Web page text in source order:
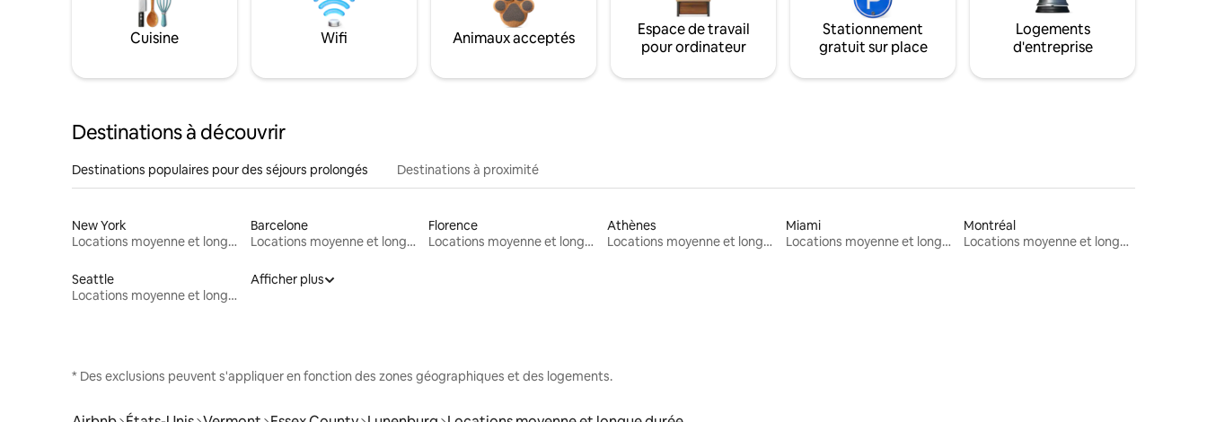
Cuisine Wifi Animaux acceptés
Espace de travail
pour ordinateur
Stationnement
gratuit sur place
Logements
d'entreprise
Destinations à découvrir
Destinations populaires pour des séjours prolongés Destinations à proximité
New York
Locations moyenne et longue durée
Barcelone
Locations moyenne et longue durée
Florence
Locations moyenne et longue durée
Athènes
Locations moyenne et longue durée
Miami
Locations moyenne et longue durée
Montréal
Locations moyenne et longue durée
Seattle
Locations moyenne et longue durée
Afficher plus
* Des exclusions peuvent s'appliquer en fonction des zones géographiques et des logements.